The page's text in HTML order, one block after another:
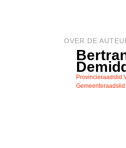
OVER DE
Provincieraadslid